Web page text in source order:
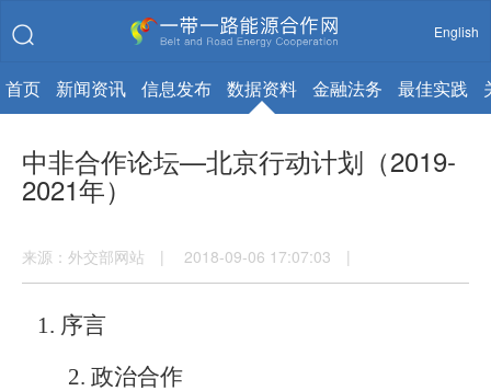
English
首页 新闻资讯 信息发布 数据资料 金融法务 最佳实践
中非合作论坛—北京行动计划（2019-
2021年）
来源：外交部网站 | 2018-09-06 17:07:03 |
1. 序言
2. 政治合作